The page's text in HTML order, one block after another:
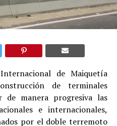
de Maiquetía
de terminales
de manera progresiva las
e internacionales,
por el doble terremoto